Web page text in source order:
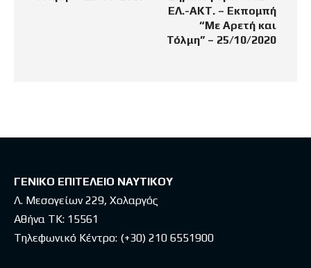
ΕΛ.-ΑΚΤ. – Εκπομπή
“Με Αρετή και
Τόλμη” – 25/10/2020
ΓΕΝΙΚΟ ΕΠΙΤΕΛΕΙΟ ΝΑΥΤΙΚΟΥ
Λ. Μεσογείων 229, Χολαργός
Αθήνα ΤΚ: 15561
Τηλεφωνικό Κέντρο: (+30) 210 6551900